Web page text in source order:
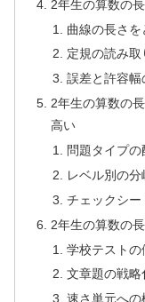
2年生の算数の
曲線の長さ
定規の読み取
誤差と許容幅
2年生の算数の
高い
問題タイプ
レベル別の分
チェックシー
2年生の算数の
学校テストの
文章題の戦略
速さ単元への